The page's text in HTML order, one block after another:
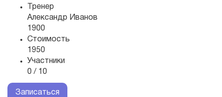
Тренер
Александр Иванов
1900
Стоимость
1950
Участники
0 / 10
Записаться